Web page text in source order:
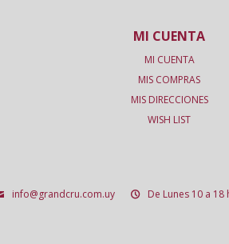
info@grandcru.com.uy De Lunes 10 a
MI CUENTA
MI CUENTA
MIS COMPRAS
MIS DIRECCIONES
WISH LIST